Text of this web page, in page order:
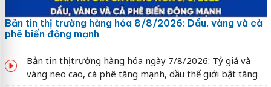
Bản tin thị trường hàng hóa 8/8/2026: Dầu, vàng và cà
phê biến động mạnh
Bản tin thị trường hàng hóa ngày 7/8/2026: Tỷ giá và
vàng neo cao, cà phê tăng mạnh, dầu thế giới bật tăng